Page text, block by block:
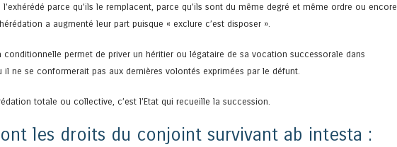
parce qu’ils le remplacent, parce qu’ils sont du même degré et même ordre ou encore
a augmenté leur part puisque « exclure c’est disposer ».
conditionnelle permet de priver un héritier ou légataire de sa vocation successorale dans
il ne se conformerait pas aux dernières volontés exprimées par le défunt.
totale ou collective, c’est l’Etat qui recueille la succession.
les droits du conjoint survivant ab intesta :